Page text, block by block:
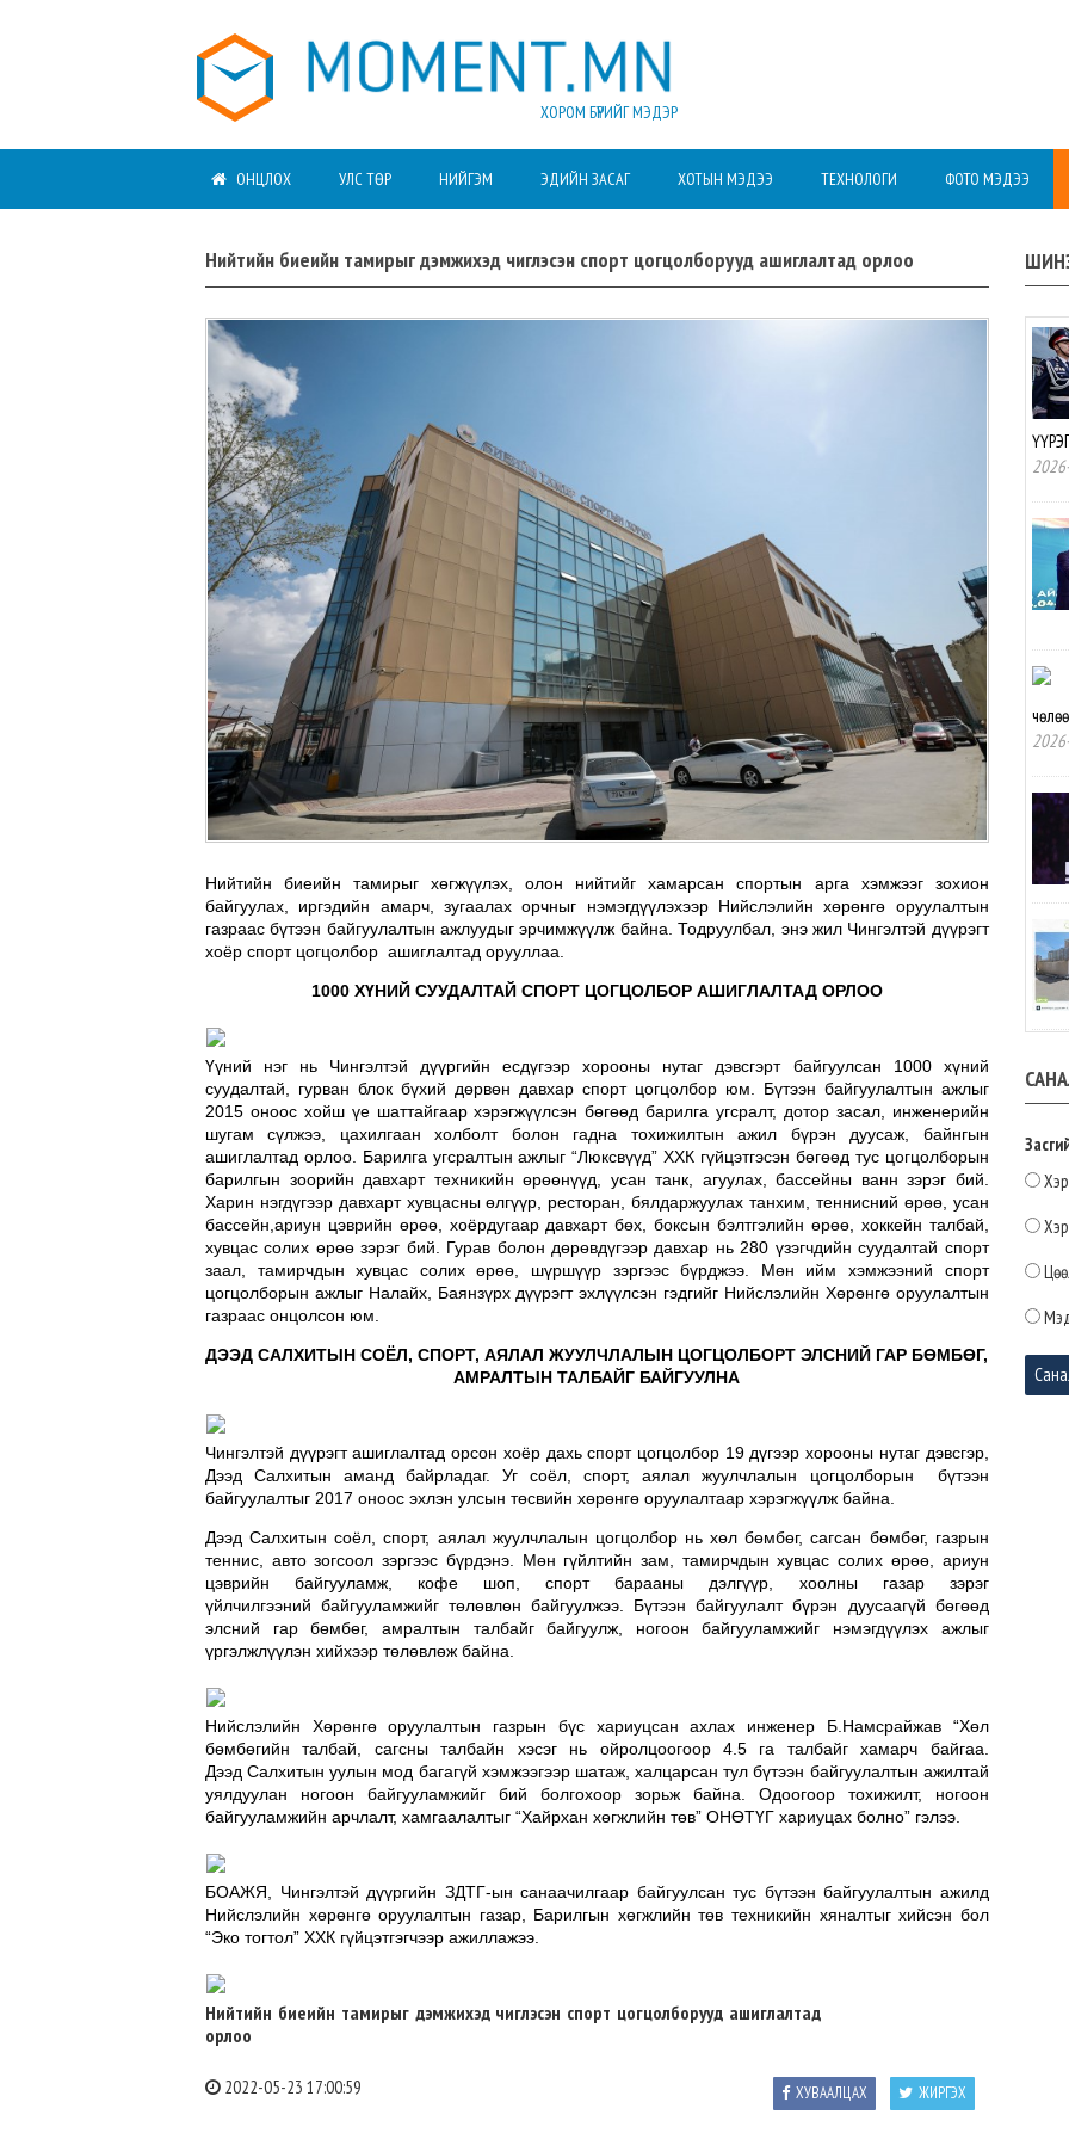
ХОРОМ БҮРИЙГ МЭДЭР
ОНЦЛОХ УЛС ТӨР НИЙГЭМ ЭДИЙН ЗАСАГ ХОТЫН МЭДЭЭ ТЕХНОЛОГИ ФОТО МЭДЭЭ
Нийтийн биеийн тамирыг дэмжихэд чиглэсэн спорт цогцолборууд ашиглалтад орлоо
Нийтийн биеийн тамирыг хөгжүүлэх, олон нийтийг хамарсан спортын арга хэмжээг зохион
байгуулах, иргэдийн амарч, зугаалах орчныг нэмэгдүүлэхээр Нийслэлийн хөрөнгө оруулалтын
газраас бүтээн байгуулалтын ажлуудыг эрчимжүүлж байна. Тодруулбал, энэ жил Чингэлтэй дүүрэгт
хоёр спорт цогцолбор ашиглалтад орууллаа.
1000 ХҮНИЙ СУУДАЛТАЙ СПОРТ ЦОГЦОЛБОР АШИГЛАЛТАД ОРЛОО
Үүний нэг нь Чингэлтэй дүүргийн есдүгээр хорооны нутаг дэвсгэрт байгуулсан 1000 хүний
суудалтай, гурван блок бүхий дөрвөн давхар спорт цогцолбор юм. Бүтээн байгуулалтын ажлыг
2015 оноос хойш үе шаттайгаар хэрэгжүүлсэн бөгөөд барилга угсралт, дотор засал, инженерийн
шугам сүлжээ, цахилгаан холболт болон гадна тохижилтын ажил бүрэн дуусаж, байнгын
ашиглалтад орлоо. Барилга угсралтын ажлыг “Люксвүүд” ХХК гүйцэтгэсэн бөгөөд тус цогцолборын
барилгын зоорийн давхарт техникийн өрөөнүүд, усан танк, агуулах, бассейны ванн зэрэг бий.
Харин нэгдүгээр давхарт хувцасны өлгүүр, ресторан, бялдаржуулах танхим, теннисний өрөө, усан
бассейн,ариун цэврийн өрөө, хоёрдугаар давхарт бөх, боксын бэлтгэлийн өрөө, хоккейн талбай,
хувцас солих өрөө зэрэг бий. Гурав болон дөрөвдүгээр давхар нь 280 үзэгчдийн суудалтай спорт
заал, тамирчдын хувцас солих өрөө, шүршүүр зэргээс бүрджээ. Мөн ийм хэмжээний спорт
цогцолборын ажлыг Налайх, Баянзүрх дүүрэгт эхлүүлсэн гэдгийг Нийслэлийн Хөрөнгө оруулалтын
газраас онцолсон юм.
ДЭЭД САЛХИТЫН СОЁЛ, СПОРТ, АЯЛАЛ ЖУУЛЧЛАЛЫН ЦОГЦОЛБОРТ ЭЛСНИЙ ГАР БӨМБӨГ,
АМРАЛТЫН ТАЛБАЙГ БАЙГУУЛНА
Чингэлтэй дүүрэгт ашиглалтад орсон хоёр дахь спорт цогцолбор 19 дүгээр хорооны нутаг дэвсгэр,
Дээд Салхитын аманд байрладаг. Уг соёл, спорт, аялал жуулчлалын цогцолборын бүтээн
байгуулалтыг 2017 оноос эхлэн улсын төсвийн хөрөнгө оруулалтаар хэрэгжүүлж байна.
Дээд Салхитын соёл, спорт, аялал жуулчлалын цогцолбор нь хөл бөмбөг, сагсан бөмбөг, газрын
теннис, авто зогсоол зэргээс бүрдэнэ. Мөн гүйлтийн зам, тамирчдын хувцас солих өрөө, ариун
цэврийн байгууламж, кофе шоп, спорт барааны дэлгүүр, хоолны газар зэрэг
үйлчилгээний байгууламжийг төлөвлөн байгуулжээ. Бүтээн байгуулалт бүрэн дуусаагүй бөгөөд
элсний гар бөмбөг, амралтын талбайг байгуулж, ногоон байгууламжийг нэмэгдүүлэх ажлыг
үргэлжлүүлэн хийхээр төлөвлөж байна.
Нийслэлийн Хөрөнгө оруулалтын газрын бүс хариуцсан ахлах инженер Б.Намсрайжав “Хөл
бөмбөгийн талбай, сагсны талбайн хэсэг нь ойролцоогоор 4.5 га талбайг хамарч байгаа.
Дээд Салхитын уулын мод багагүй хэмжээгээр шатаж, халцарсан тул бүтээн байгуулалтын ажилтай
уялдуулан ногоон байгууламжийг бий болгохоор зорьж байна. Одоогоор тохижилт, ногоон
байгууламжийн арчлалт, хамгаалалтыг “Хайрхан хөгжлийн төв” ОНӨТҮГ хариуцах болно” гэлээ.
БОАЖЯ, Чингэлтэй дүүргийн ЗДТГ-ын санаачилгаар байгуулсан тус бүтээн байгуулалтын ажилд
Нийслэлийн хөрөнгө оруулалтын газар, Барилгын хөгжлийн төв техникийн хяналтыг хийсэн бол
“Эко тогтол” ХХК гүйцэтгэгчээр ажиллажээ.
Нийтийн биеийн тамирыг дэмжихэд чиглэсэн спорт цогцолборууд ашиглалтад
орлоо
2022-05-23 17:00:59 ЖИРГЭХ
ХУВААЛЦАХ